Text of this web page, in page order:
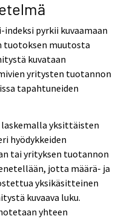
pyrkii kuvaamaan
tuotoksen muutosta
kuvataan
yritysten tuotannon
tapahtuneiden
yksittäisten
hyödykkeiden
tai yrityksen tuotannon
jotta määrä- ja
yksikäsitteinen
kuvaava luku.
yhteen